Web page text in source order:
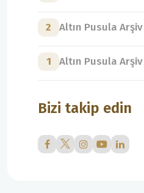
2 Altın Pusula Arşiv
1 Altın Pusula Arşiv
Bizi takip edin